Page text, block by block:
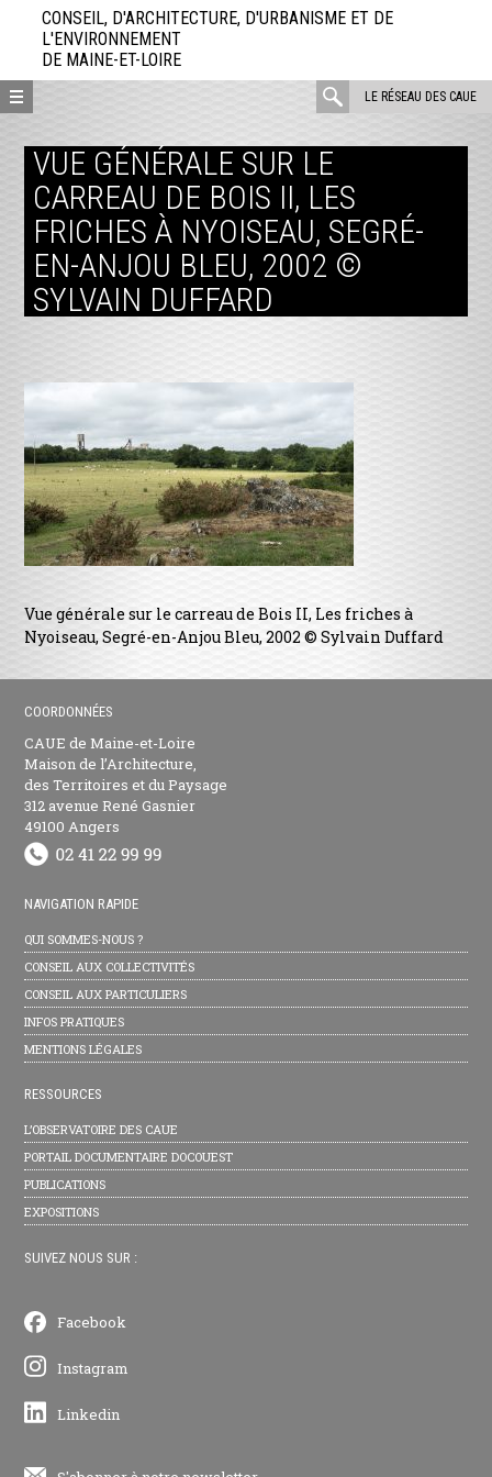
directement
contenu
CONSEIL, D'ARCHITECTURE, D'URBANISME ET DE
L'ENVIRONNEMENT
DE MAINE-ET-LOIRE
LE RÉSEAU DES CAUE
rechercher
VUE GÉNÉRALE SUR LE
CARREAU DE BOIS II, LES
FRICHES À NYOISEAU, SEGRÉ-
EN-ANJOU BLEU, 2002 ©
SYLVAIN DUFFARD
Vue générale sur le carreau de Bois II, Les friches à
Nyoiseau, Segré-en-Anjou Bleu, 2002 © Sylvain Duffard
COORDONNÉES
CAUE de Maine-et-Loire
Maison de l’Architecture,
des Territoires et du Paysage
312 avenue René Gasnier
49100 Angers
NAVIGATION RAPIDE
QUI SOMMES-NOUS ?
CONSEIL AUX COLLECTIVITÉS
CONSEIL AUX PARTICULIERS
INFOS PRATIQUES
MENTIONS LÉGALES
RESSOURCES
L’OBSERVATOIRE DES CAUE
PORTAIL DOCUMENTAIRE DOCOUEST
PUBLICATIONS
EXPOSITIONS
SUIVEZ NOUS SUR :
Facebook
Instagram
Linkedin